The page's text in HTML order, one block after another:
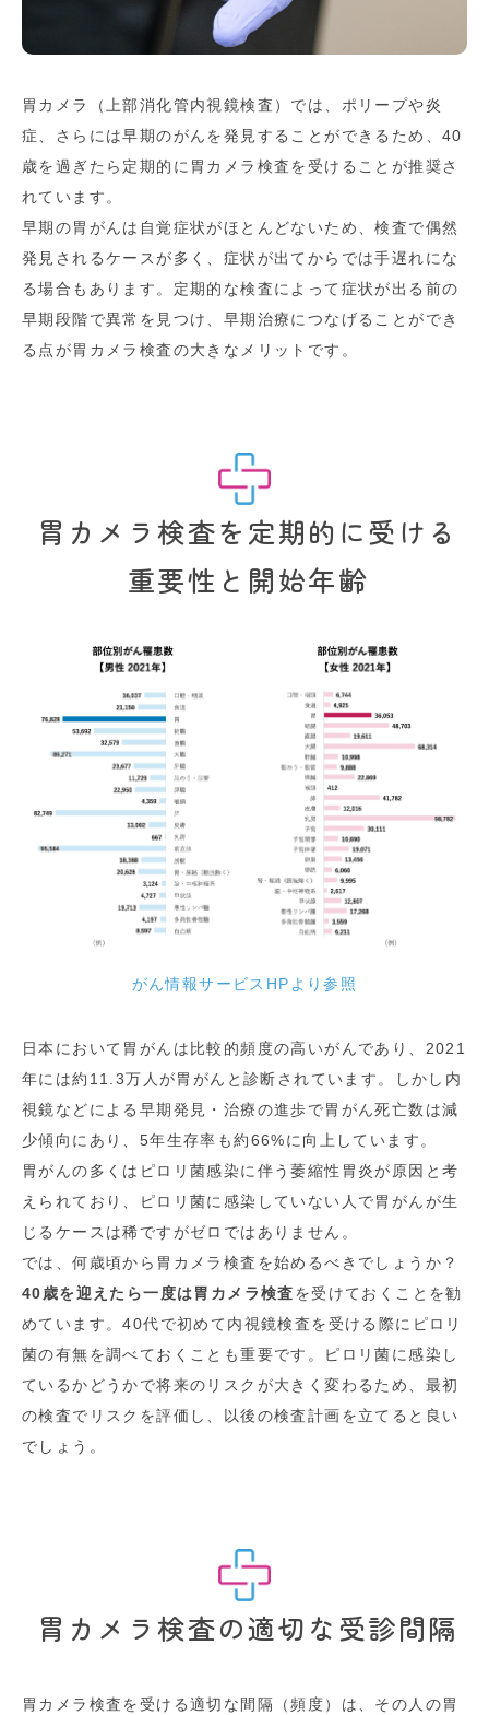
胃カメラ（上部消化管内視鏡検査）では、ポリープや炎
症、さらには早期のがんを発見することができるため、40
歳を過ぎたら定期的に胃カメラ検査を受けることが推奨さ
れています。
早期の胃がんは自覚症状がほとんどないため、検査で偶然
発見されるケースが多く、症状が出てからでは手遅れにな
る場合もあります 。定期的な検査によって症状が出る前の
早期段階で異常を見つけ、早期治療につなげることができ
る点が胃カメラ検査の大きなメリットです。
胃カメラ検査を定期的に受ける
重要性と開始年齢
がん情報サービスHPより参照
日本において胃がんは比較的頻度の高いがんであり、2021
年には約11.3万人が胃がんと診断されています。しかし内
視鏡などによる早期発見・治療の進歩で胃がん死亡数は減
少傾向にあり、5年生存率も約66%に向上しています。
胃がんの多くはピロリ菌感染に伴う萎縮性胃炎が原因と考
えられており、ピロリ菌に感染していない人で胃がんが生
じるケースは稀ですがゼロではありません。
では、何歳頃から胃カメラ検査を始めるべきでしょうか？
40歳を迎えたら一度は胃カメラ検査を受けておくことを勧
めています。40代で初めて内視鏡検査を受ける際にピロリ
菌の有無を調べておくことも重要です。ピロリ菌に感染し
ているかどうかで将来のリスクが大きく変わるため、最初
の検査でリスクを評価し、以後の検査計画を立てると良い
でしょう。
胃カメラ検査の適切な受診間隔
胃カメラ検査を受ける適切な間隔（頻度）は、その人の胃